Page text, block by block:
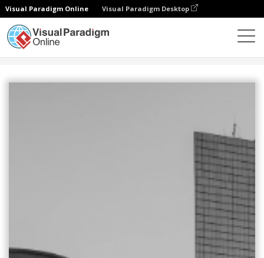
Visual Paradigm Online Visual Paradigm Desktop